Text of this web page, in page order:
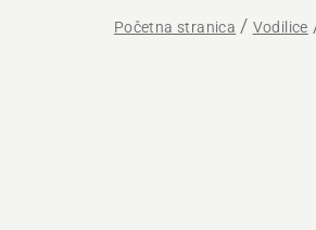
Početna stranica Vodilice